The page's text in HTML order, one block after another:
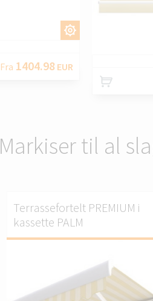
Fra 1404.98 EUR
Markiser til al
Terrassefortelt PREMIUM i
kassette PALM